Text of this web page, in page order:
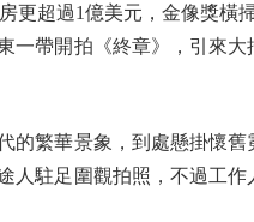
超過1億美元，金像獎橫
一帶開拍《終章》，引來
繁華景象，到處懸掛懷舊
人駐足圍觀拍照，不過工